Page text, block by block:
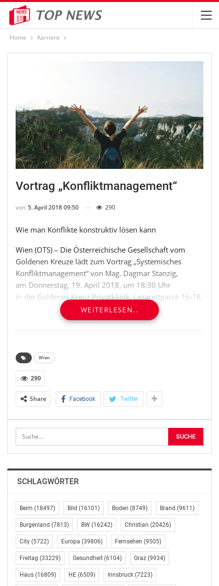
Home Karriere
Vortrag „Konfliktmanagement“
von 5. April 2018 09:50 290
Wie man Konflikte konstruktiv lösen kann
Wien (OTS) – Die Österreichische Gesellschaft vom
Goldenen Kreuze lädt zum Vortrag „Systemisches
Konfliktmanagement“ von Mag. Dagmar Stanzig,
am Donnerstag, 19. April 2018, um 18:30 Uhr
in der Goldenes Kreuz Privatklinik, Lazarettgasse 16-18,
Die Teilnahme ist frei, um Anmeldung wird gebeten:
(http://www.oeggk.at/)
Wie man Konflikte konstruktiv lösen kann
Wo Menschen aufeinandertreffen, gibt es
Verhaltensweisen. Dies gilt sowohl für den privaten als
auch für den beruflichen Bereich. Und das ist ja
die Ansichten des jeweils anderen zu akzeptieren,
entstehen schnell Konflikte. Ein sinnvolles
Eskalation kommt.
„Bei Konflikten kommt es häufig zu einer zunehmenden
Selbstansteckung und der Konflikt schaukelt sich hoch.
Zu den sachlichen und persönlichen Differenzen
kommt ein ‚Konflikt über den Konflikt‘ hinzu.
Emotionen prallen aufeinander, die Sachebene wird
WEITERLESEN..
Wien
290
Share Facebook Twitter
SCHLAGWÖRTER
Beim (18497) Bild (16101) Boden (8749) Brand (9611)
Burgenland (7813) BW (16242) Christian (20426)
City (5722) Europa (39806) Fernsehen (9505)
Freitag (33229) Gesundheit (6104) Graz (9934)
Haus (16809) HE (6509) Innsbruck (7223)